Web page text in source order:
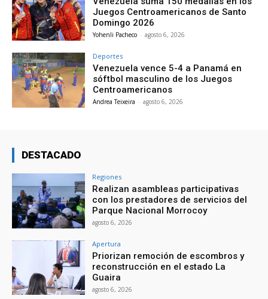
Juegos Centroamericanos de Santo
Domingo 2026
Yohenli Pacheco - agosto 6, 2026
Deportes
Venezuela vence 5-4 a Panamá en
sóftbol masculino de los Juegos
Centroamericanos
Andrea Teixeira - agosto 6, 2026
DESTACADO
Regiones
Realizan asambleas participativas
con los prestadores de servicios del
Parque Nacional Morrocoy
agosto 6, 2026
Apertura
Priorizan remoción de escombros y
reconstrucción en el estado La
Guaira
agosto 6, 2026